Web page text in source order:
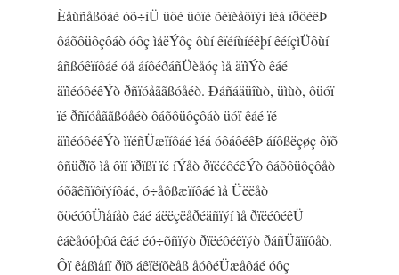
Èåùñåßôáé óõ÷íÜ üôé üóïé õéïèåôïýí ìéá ïðôéêÞ
ôáõôüôçôáò óôç ìåëÝôç ôùí êïéíùíéêþí êéíçìÜôùí
âñßóêïíôáé óå áíôéðáñÜèåóç ìå äïìÝò êáé
äïìéóôéêÝò ðñïóåããßóåéò. Ðáñáäüîùò, üìùò, ôüóï
ïé ðñïóåããßóåéò ôáõôüôçôáò üóï êáé ïé
äïìéóôéêÝò ìïéñÜæïíôáé ìéá óôáôéêÞ áíôßëçøç ôïõ
ôñüðïõ ìå ôïí ïðïßï ïé íÝåò ðïëéôéêÝò ôáõôüôçôåò
óõãêñïôïýíôáé, ó÷åôßæïíôáé ìå Üëëåò
õöéóôÜìåíåò êáé áëëçëåðéäñïýí ìå ðïëéôéêÜ
êáèåóôþôá êáé éó÷õñïýò ðïëéôéêïýò ðáñÜãïíôåò.
Ôï êåßìåíï ðïõ áêïëïõèåß åóôéÜæåôáé óôç